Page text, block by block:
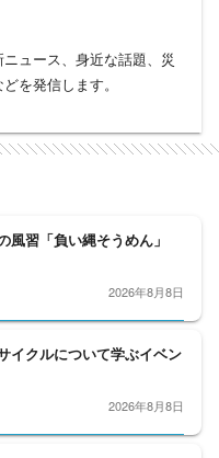
ュース、身近な話題、災
を発信します。
風習「負い縄そうめん」
2026年8月8日
イクルについて学ぶイベン
2026年8月8日